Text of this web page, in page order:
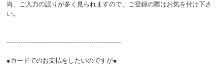
尚、ご入力の誤りが多く見られますので、ご登録の際はお気を付け下さ
い。
----------------------------------------------------------
●カードでのお支払をしたいのですが●